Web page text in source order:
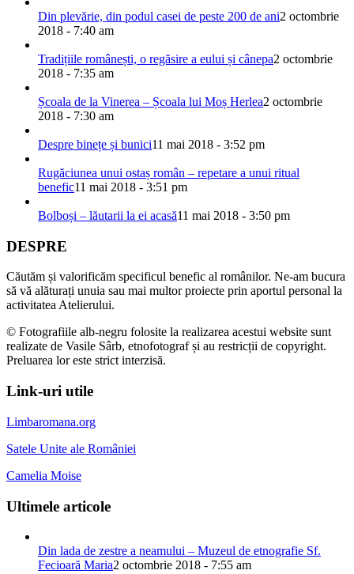
Din plevărie, din podul casei de peste 200 de ani2 octombrie
2018 - 7:40 am
Tradițiile românești, o regăsire a eului și cânepa2 octombrie
2018 - 7:35 am
Școala de la Vinerea – Școala lui Moș Herlea2 octombrie
2018 - 7:30 am
Despre binețe și bunici11 mai 2018 - 3:52 pm
Rugăciunea unui ostaș român – repetare a unui ritual
benefic11 mai 2018 - 3:51 pm
Bolboși – lăutarii la ei acasă11 mai 2018 - 3:50 pm
DESPRE
Căutăm și valorificăm specificul benefic al românilor. Ne-am bucura
să vă alăturați unuia sau mai multor proiecte prin aportul personal la
activitatea Atelierului.
© Fotografiile alb-negru folosite la realizarea acestui website sunt
realizate de Vasile Sârb, etnofotograf și au restricții de copyright.
Preluarea lor este strict interzisă.
Link-uri utile
Limbaromana.org
Satele Unite ale României
Camelia Moise
Ultimele articole
Din lada de zestre a neamului – Muzeul de etnografie Sf.
Fecioară Maria2 octombrie 2018 - 7:55 am